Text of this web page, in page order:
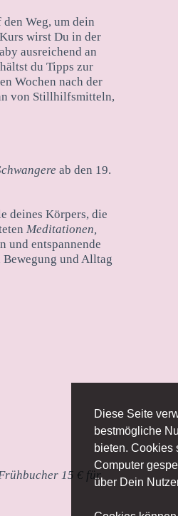
Diese Seite
bestmögliche
bieten. Cookies
Computer
über Dein
Weg, um dein
wirst Du in der
ausreichend an
du Tipps zur
Wochen nach der
von Stillhilfsmitteln,
ab den 19.
deines Körpers, die
Meditationen,
und entspannende
und Alltag
15 € für